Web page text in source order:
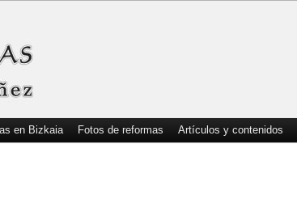
en Bizkaia Fotos de reformas Artículos y contenidos